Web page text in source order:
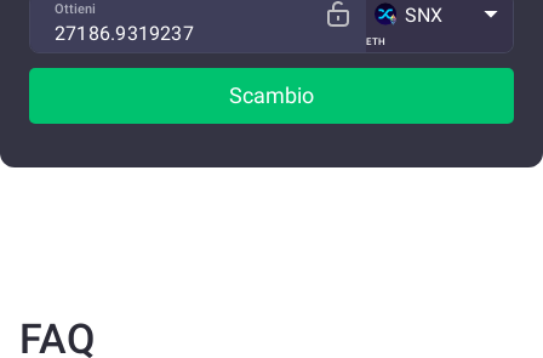
Ottieni
ETH
SNX
Scambio
FAQ